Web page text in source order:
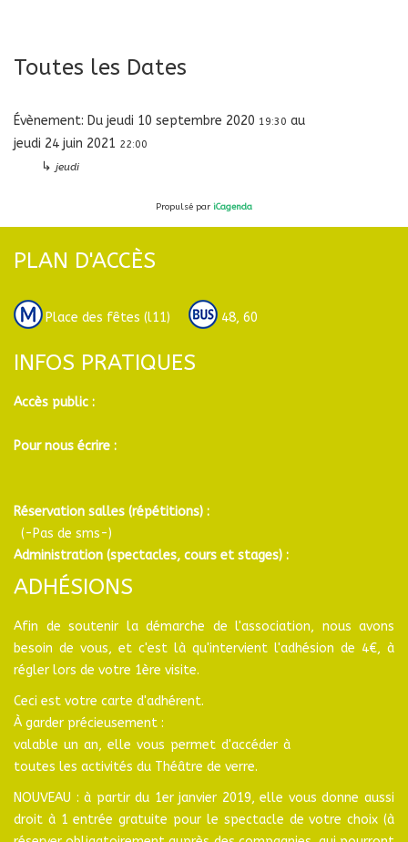
Toutes les Dates
Évènement: Du jeudi 10 septembre 2020 19:30 au
jeudi 24 juin 2021 22:00
↳ jeudi
Propulsé par iCagenda
PLAN D'ACCÈS
Place des fêtes (l11) 48, 60
INFOS PRATIQUES
Accès public :
Pour nous écrire :
Réservation salles (répétitions) :
(-Pas de sms-)
Administration (spectacles, cours et stages) :
ADHÉSIONS
Afin de soutenir la démarche de l'association, nous avons
besoin de vous, et c'est là qu'intervient l'adhésion de 4€, à
régler lors de votre 1ère visite.
Ceci est votre carte d'adhérent.
À garder précieusement :
valable un an, elle vous permet d'accéder à
toutes les activités du Théâtre de verre.
NOUVEAU : à partir du 1er janvier 2019, elle vous donne aussi
droit à 1 entrée gratuite pour le spectacle de votre choix (à